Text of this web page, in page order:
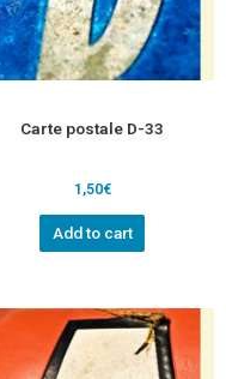
Carte postale D-33
1,50€
Add to cart